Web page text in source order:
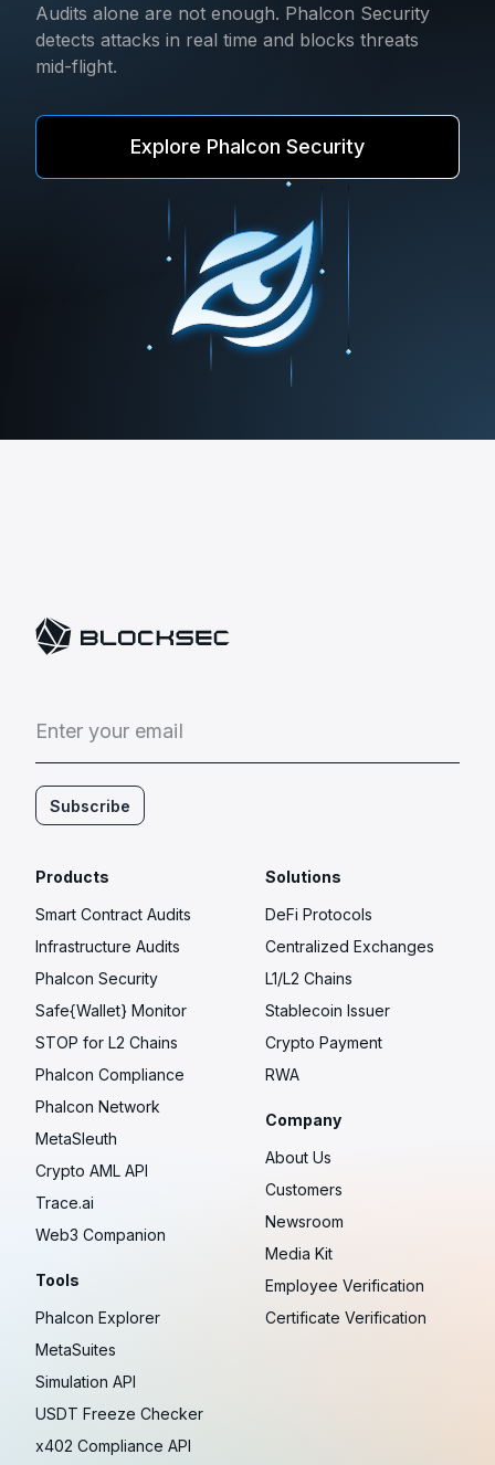
Audits alone are not enough. Phalcon Security
detects attacks in real time and blocks threats
mid-flight.
Explore Phalcon Security
Enter your email
Subscribe
Products
Smart Contract Audits
Infrastructure Audits
Phalcon Security
Safe{Wallet} Monitor
STOP for L2 Chains
Phalcon Compliance
Phalcon Network
MetaSleuth
Crypto AML API
Trace.ai
Web3 Companion
Tools
Phalcon Explorer
MetaSuites
Simulation API
USDT Freeze Checker
x402 Compliance API
Solutions
DeFi Protocols
Centralized Exchanges
L1/L2 Chains
Stablecoin Issuer
Crypto Payment
RWA
Company
About Us
Customers
Newsroom
Media Kit
Employee Verification
Certificate Verification